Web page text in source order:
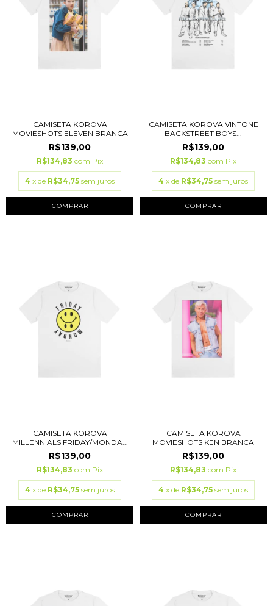
CAMISETA KOROVA
MOVIESHOTS ELEVEN BRANCA
R$139,00
R$134,83 com Pix
4 x de R$34,75 sem juros
COMPRAR
CAMISETA KOROVA VINTONE
BACKSTREET BOYS...
R$139,00
R$134,83 com Pix
4 x de R$34,75 sem juros
COMPRAR
CAMISETA KOROVA
MILLENNIALS FRIDAY/MONDA...
R$139,00
R$134,83 com Pix
4 x de R$34,75 sem juros
COMPRAR
CAMISETA KOROVA
MOVIESHOTS KEN BRANCA
R$139,00
R$134,83 com Pix
4 x de R$34,75 sem juros
COMPRAR